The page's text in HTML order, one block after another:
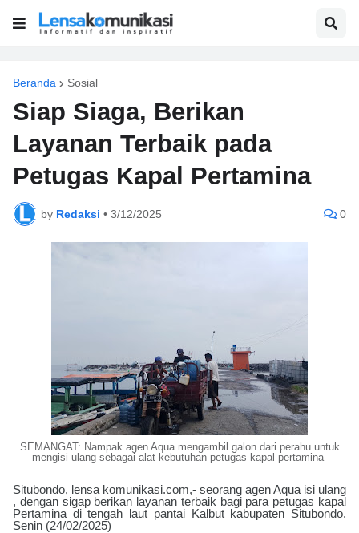
Beranda Sosial
Siap Siaga, Berikan
Layanan Terbaik pada
Petugas Kapal Pertamina
by Redaksi • 3/12/2025 0
SEMANGAT: Nampak agen Aqua mengambil galon dari perahu untuk
mengisi ulang sebagai alat kebutuhan petugas kapal pertamina
Situbondo, lensa komunikasi.com,- seorang agen Aqua isi ulang
, dengan sigap berikan layanan terbaik bagi para petugas kapal
Pertamina di tengah laut pantai Kalbut kabupaten Situbondo.
Senin (24/02/2025)